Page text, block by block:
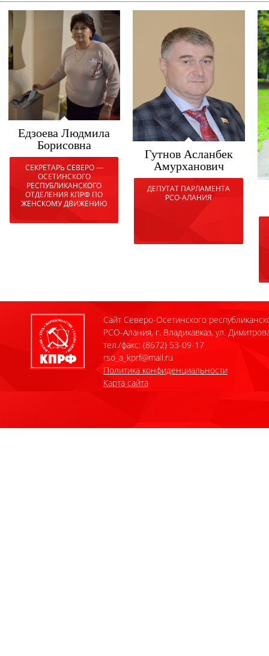
Едзоева Людмила
Борисовна
СЕКРЕТАРЬ СЕВЕРО —
ОСЕТИНСКОГО
РЕСПУБЛИКАНСКОГО
ОТДЕЛЕНИЯ КПРФ ПО
ЖЕНСКОМУ ДВИЖЕНИЮ
Гутнов Асланбек
Амурханович
ДЕПУТАТ ПАРЛАМЕНТА
РСО-АЛАНИЯ
Сайт Северо-Осетинского
РСО-Алания, г. Владикавказ, ул.
тел./факс: (8672) 53-09-17
rso_a_kprf@mail.ru
Политика конфиденциальности
Карта сайта